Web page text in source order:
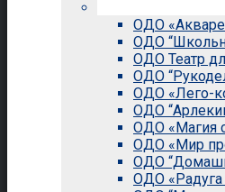
ОДО
ОДО
ОДО Театр
ОДО
ОДО «Лего-
ОДО
ОДО «Магия
ОДО «Мир
ОДО
ОДО «Радуга